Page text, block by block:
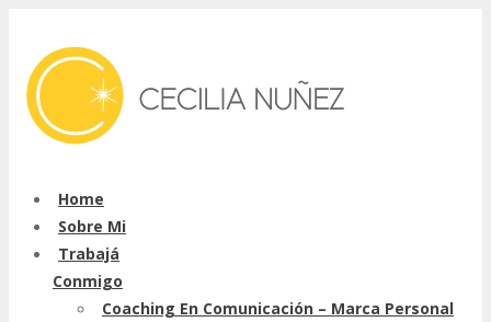
Home
Sobre Mi
Trabajá
Conmigo
Coaching En Comunicación – Marca Personal